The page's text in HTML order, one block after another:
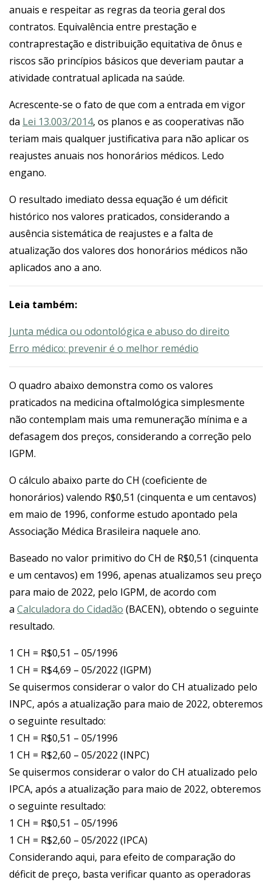
anuais e respeitar as regras da teoria geral dos
contratos. Equivalência entre prestação e
contraprestação e distribuição equitativa de ônus e
riscos são princípios básicos que deveriam pautar a
atividade contratual aplicada na saúde.
Acrescente-se o fato de que com a entrada em vigor
da Lei 13.003/2014, os planos e as cooperativas não
teriam mais qualquer justificativa para não aplicar os
reajustes anuais nos honorários médicos. Ledo
engano.
O resultado imediato dessa equação é um déficit
histórico nos valores praticados, considerando a
ausência sistemática de reajustes e a falta de
atualização dos valores dos honorários médicos não
aplicados ano a ano.
Leia também:
Junta médica ou odontológica e abuso do direito
Erro médico: prevenir é o melhor remédio
O quadro abaixo demonstra como os valores
praticados na medicina oftalmológica simplesmente
não contemplam mais uma remuneração mínima e a
defasagem dos preços, considerando a correção pelo
IGPM.
O cálculo abaixo parte do CH (coeficiente de
honorários) valendo R$0,51 (cinquenta e um centavos)
em maio de 1996, conforme estudo apontado pela
Associação Médica Brasileira naquele ano.
Baseado no valor primitivo do CH de R$0,51 (cinquenta
e um centavos) em 1996, apenas atualizamos seu preço
para maio de 2022, pelo IGPM, de acordo com
a Calculadora do Cidadão (BACEN), obtendo o seguinte
resultado.
1 CH = R$0,51 – 05/1996
1 CH = R$4,69 – 05/2022 (IGPM)
Se quisermos considerar o valor do CH atualizado pelo
INPC, após a atualização para maio de 2022, obteremos
o seguinte resultado:
1 CH = R$0,51 – 05/1996
1 CH = R$2,60 – 05/2022 (INPC)
Se quisermos considerar o valor do CH atualizado pelo
IPCA, após a atualização para maio de 2022, obteremos
o seguinte resultado:
1 CH = R$0,51 – 05/1996
1 CH = R$2,60 – 05/2022 (IPCA)
Considerando aqui, para efeito de comparação do
déficit de preço, basta verificar quanto as operadoras